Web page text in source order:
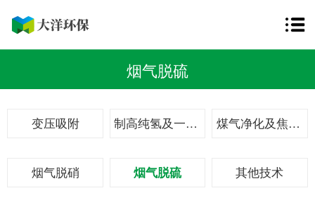
烟气脱硫
变压吸附 制高纯氢及一体化加氢站 煤气净化及焦炉煤气综合利用
烟气脱硝 烟气脱硫 其他技术